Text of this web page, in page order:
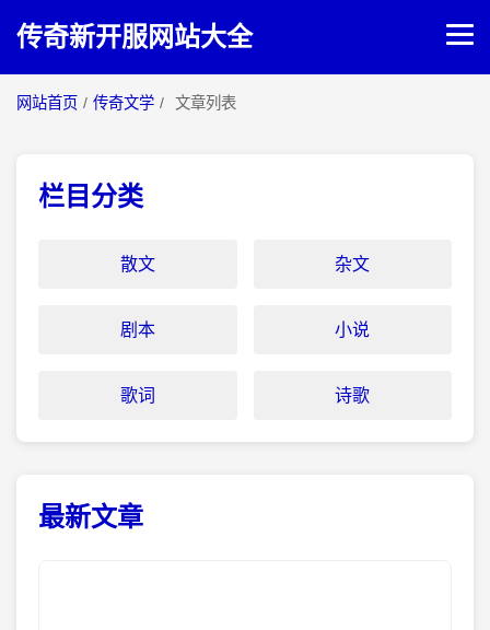
传奇新开服网站大全
网站首页 / 传奇文学 / 文章列表
栏目分类
散文 杂文
剧本 小说
歌词 诗歌
最新文章